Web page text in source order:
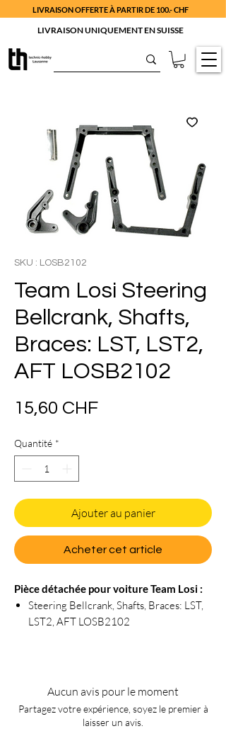
LIVRAISON OFFERTE À PARTIR DE 100.- CHF
LIVRAISON UNIQUEMENT EN SUISSE
SKU : LOSB2102
Team Losi Steering
Bellcrank, Shafts,
Braces: LST, LST2,
AFT LOSB2102
15,60 CHFPrix
Quantité *
Ajouter au panier
Acheter cet article
Pièce détachée pour voiture Team Losi :
Steering Bellcrank, Shafts, Braces: LST,
LST2, AFT LOSB2102
Aucun avis pour le moment
Partagez votre expérience, soyez le premier à
laisser un avis.